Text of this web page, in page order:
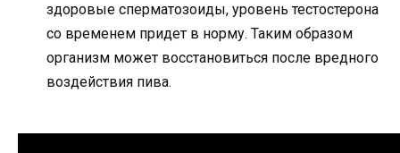
здоровые сперматозоиды, уровень тестостерона
со временем придет в норму. Таким образом
организм может восстановиться после вредного
воздействия пива.